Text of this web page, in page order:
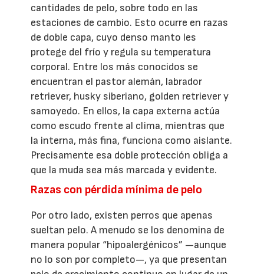
cantidades de pelo, sobre todo en las
estaciones de cambio. Esto ocurre en razas
de doble capa, cuyo denso manto les
protege del frío y regula su temperatura
corporal. Entre los más conocidos se
encuentran el pastor alemán, labrador
retriever, husky siberiano, golden retriever y
samoyedo. En ellos, la capa externa actúa
como escudo frente al clima, mientras que
la interna, más fina, funciona como aislante.
Precisamente esa doble protección obliga a
que la muda sea más marcada y evidente.
Razas con pérdida mínima de pelo
Por otro lado, existen perros que apenas
sueltan pelo. A menudo se los denomina de
manera popular “hipoalergénicos” —aunque
no lo son por completo—, ya que presentan